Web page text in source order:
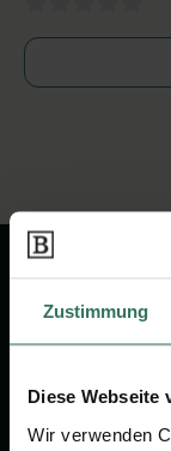
Zustimmung
Diese Webseite
Wir verwenden
Wir sind
Vorsorge.